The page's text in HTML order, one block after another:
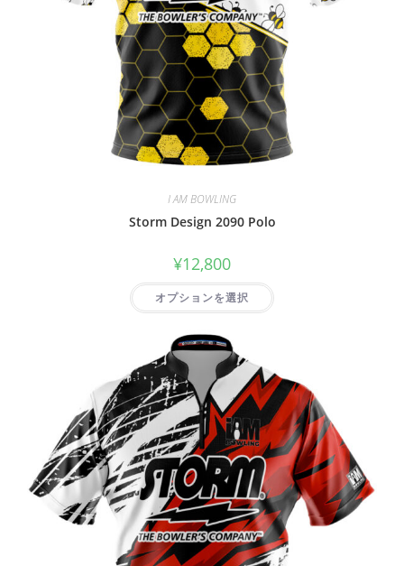
I AM BOWLING
Storm Design 2090 Polo
¥12,800
オプションを選択